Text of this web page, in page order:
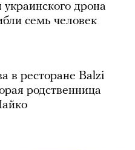
украинского дрона
семь человек
в ресторане Balzi
родственница